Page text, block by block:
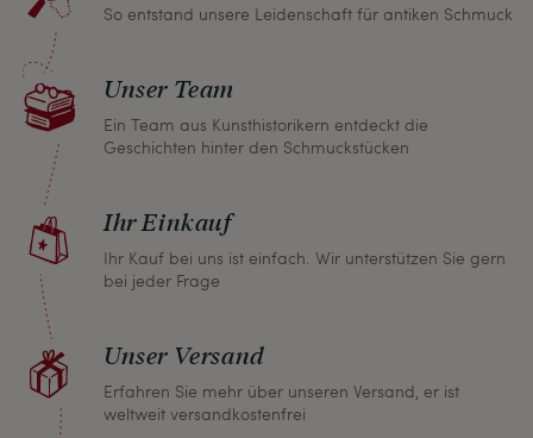
Sollten Sie aus irgendeinem Grund doch einmal
nicht zufrieden sein, nehmen Sie bitte mit uns
Kontakt auf und wir finden umgehend eine
gemeinsame Lösung. Unabhängig davon können
Sie innerhalb von einem Monat jeden Artikel
zurückgeben und wir erstatten Ihnen den vollen
Kaufpreis.
So entstand unsere Leidenschaft für antiken Schmuck
Unser Team
Ein Team aus Kunsthistorikern entdeckt die
Geschichten hinter den Schmuckstücken
Ihr Einkauf
Ihr Kauf bei uns ist einfach. Wir unterstützen Sie gern
bei jeder Frage
Unser Versand
Erfahren Sie mehr über unseren Versand, er ist
weltweit versandkostenfrei